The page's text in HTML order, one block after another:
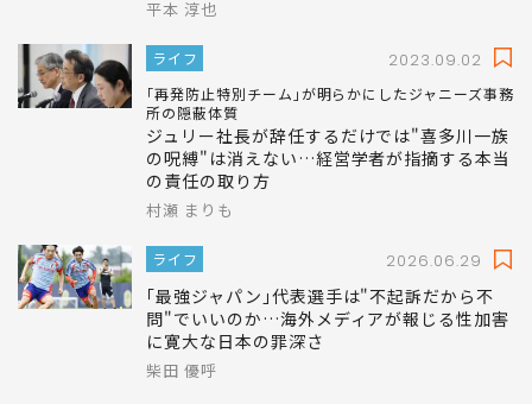
平本 淳也
ライフ 2023.09.02
｢再発防止特別チーム｣が明らかにしたジャニーズ事務
所の隠蔽体質
ジュリー社長が辞任するだけでは"喜多川一族
の呪縛"は消えない…経営学者が指摘する本当
の責任の取り方
村瀬 まりも
ライフ 2026.06.29
｢最強ジャパン｣代表選手は"不起訴だから不
問"でいいのか…海外メディアが報じる性加害
に寛大な日本の罪深さ
柴田 優呼